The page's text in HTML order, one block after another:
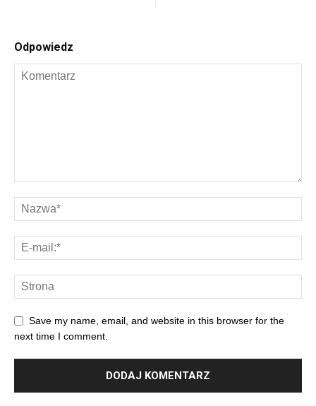
Odpowiedz
Save my name, email, and website in this browser for the
next time I comment.